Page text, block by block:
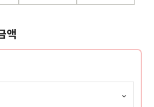
액